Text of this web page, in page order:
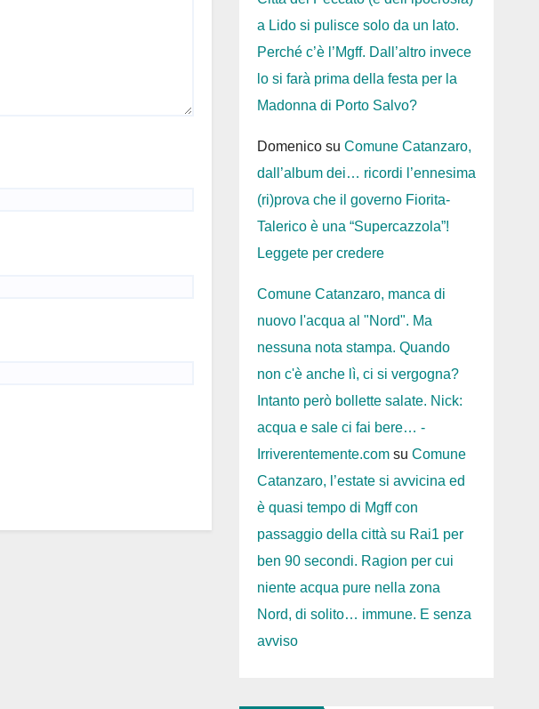
a Lido si pulisce solo da un lato.
Perché c’è l’Mgff. Dall’altro invece
lo si farà prima della festa per la
Madonna di Porto Salvo?
Domenicosu Comune Catanzaro,
dall’album dei… ricordi l’ennesima
(ri)prova che il governo Fiorita-
Talerico è una “Supercazzola”!
Leggete per credere
Comune Catanzaro, manca di
nuovo l'acqua al "Nord". Ma
nessuna nota stampa. Quando
non c'è anche lì, ci si vergogna?
Intanto però bollette salate. Nick:
acqua e sale ci fai bere… -
Irriverentemente.comsu Comune
Catanzaro, l’estate si avvicina ed
è quasi tempo di Mgff con
passaggio della città su Rai1 per
ben 90 secondi. Ragion per cui
niente acqua pure nella zona
Nord, di solito… immune. E senza
avviso